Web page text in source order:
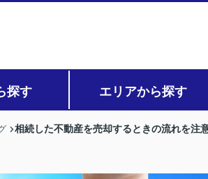
探す エリアから探す
相続した不動産を売却するときの流れを注